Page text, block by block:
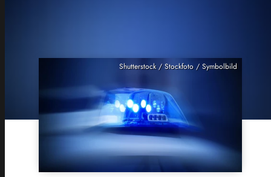
Shutterstock / Stockfoto / Symbolbild